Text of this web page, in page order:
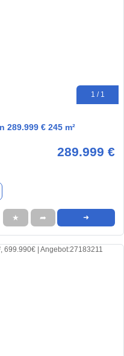
1 / 1
289.999 € 245 m²
289.999 €
★ ➦ ➜